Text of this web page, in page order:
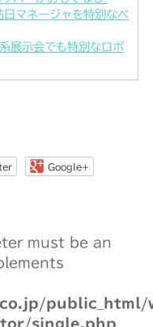
マネージャを特別なペ
展示会でも特別なロボ
Google+
must be an
public_html/
single.php